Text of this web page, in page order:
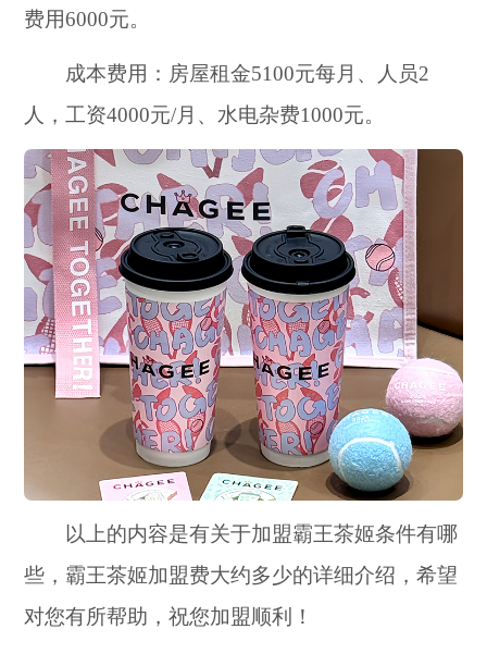
费用6000元。
成本费用：房屋租金5100元每月、人员2
人，工资4000元/月、水电杂费1000元。
以上的内容是有关于加盟霸王茶姬条件有哪
些，霸王茶姬加盟费大约多少的详细介绍，希望
对您有所帮助，祝您加盟顺利！